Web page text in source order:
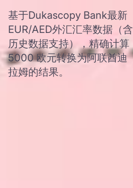
基于Dukascopy Bank最新
EUR/AED外汇汇率数据（含
历史数据支持），精确计算
5000 欧元转换为阿联酋迪
拉姆的结果。